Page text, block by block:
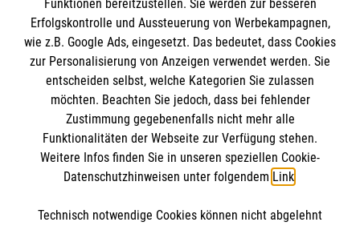
Impressum
Datenschutz
Barrierefreiheit
Kontakt
Die Malteser
Malteser in Deutschland
Malteserorden
Sharepoint
Spendenkonto
Funktionen bereitzustellen. Sie werden zur besseren
Erfolgskontrolle und Aussteuerung von Werbekampagnen,
wie z.B. Google Ads, eingesetzt. Das bedeutet, dass Cookies
zur Personalisierung von Anzeigen verwendet werden. Sie
entscheiden selbst, welche Kategorien Sie zulassen
möchten. Beachten Sie jedoch, dass bei fehlender
Zustimmung gegebenenfalls nicht mehr alle
Funktionalitäten der Webseite zur Verfügung stehen.
Weitere Infos finden Sie in unseren speziellen Cookie-
Datenschutzhinweisen unter folgendem Link.
Technisch notwendige Cookies können nicht abgelehnt